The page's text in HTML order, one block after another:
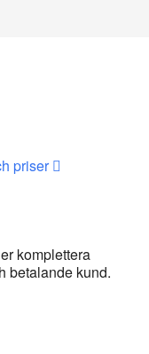
priser
komplettera
betalande kund.